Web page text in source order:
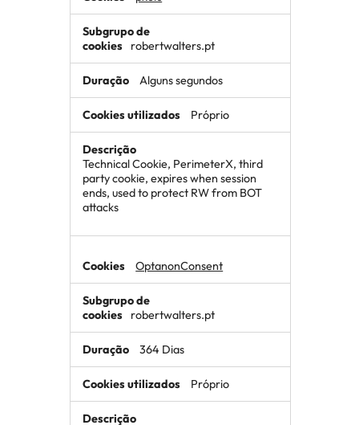
robertwalters.pt
Alguns segundos
Próprio
Technical Cookie, PerimeterX, third
party cookie, expires when session
ends, used to protect RW from BOT
attacks
OptanonConsent
robertwalters.pt
364 Dias
Próprio